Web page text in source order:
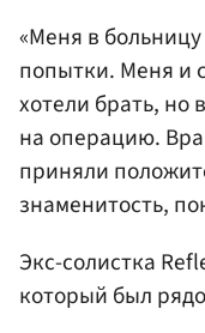
«Меня в
попытки. Меня и
хотели брать, но
на операцию.
приняли
знаменитость,
Экс-солистка
который был